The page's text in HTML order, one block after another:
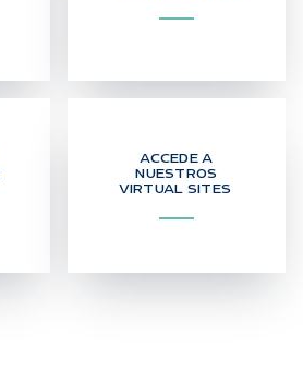
ACCEDE A
NUESTROS
VIRTUAL SITES